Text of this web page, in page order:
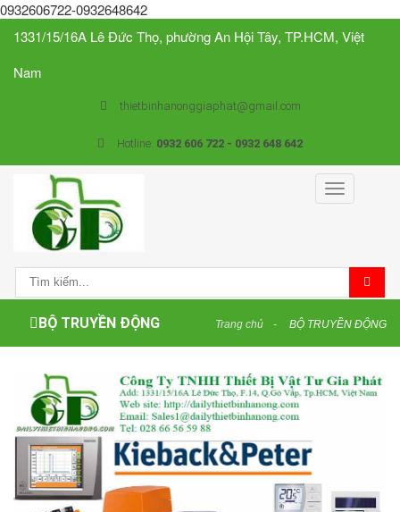
0932606722-0932648642
1331/15/16A Lê Đức Thọ, phường An Hội Tây, TP.HCM, Việt
Nam
thietbinhanonggiaphat@gmail.com
Hotline: 0932 606 722 - 0932 648 642
Toggle
navigation
BỘ TRUYỀN ĐỘNG Trang chủ BỘ TRUYỀN ĐỘNG